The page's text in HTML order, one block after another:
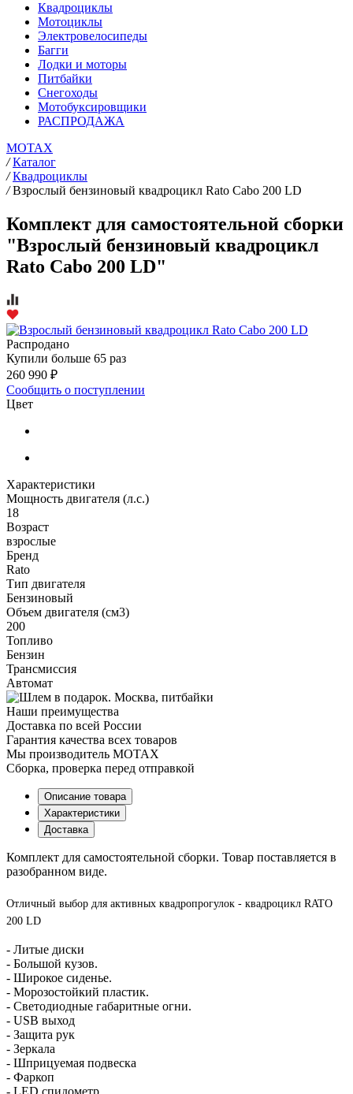
Квадроциклы
Мотоциклы
Электровелосипеды
Багги
Лодки и моторы
Питбайки
Снегоходы
Мотобуксировщики
РАСПРОДАЖА
MOTAX
/ Каталог
/ Квадроциклы
/ Взрослый бензиновый квадроцикл Rato Cabo 200 LD
Комплект для самостоятельной сборки
"Взрослый бензиновый квадроцикл
Rato Cabo 200 LD"
Распродано
Купили больше 65 раз
260 990 ₽
Сообщить о поступлении
Цвет
Характеристики
Мощность двигателя (л.с.)
18
Возраст
взрослые
Бренд
Rato
Тип двигателя
Бензиновый
Объем двигателя (см3)
200
Топливо
Бензин
Трансмиссия
Автомат
Наши преимущества
Доставка по всей России
Гарантия качества всех товаров
Мы производитель MOTAX
Сборка, проверка перед отправкой
Описание товара
Характеристики
Доставка
Комплект для самостоятельной сборки. Товар поставляется в
разобранном виде.
Отличный выбор для активных квадропрогулок - квадроцикл RATO
200 LD
- Литые диски
- Большой кузов.
- Широкое сиденье.
- Морозостойкий пластик.
- Светодиодные габаритные огни.
- USB выход
- Защита рук
- Зеркала
- Шприцуемая подвеска
- Фаркоп